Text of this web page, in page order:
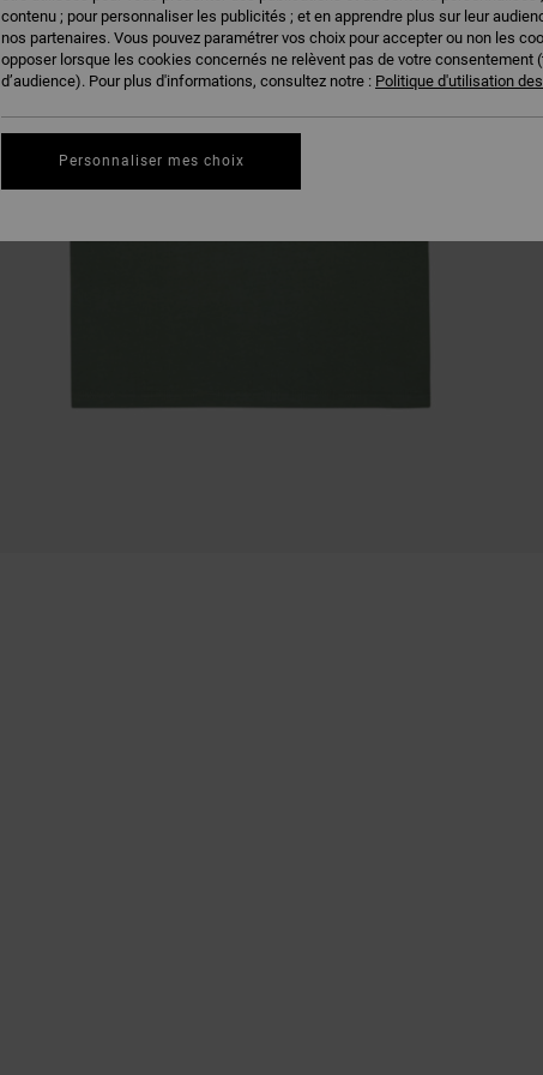
contenu ; pour personnaliser les publicités ; et en apprendre plus sur leur
nos partenaires. Vous pouvez paramétrer vos choix pour accepter ou non les
opposer lorsque les cookies concernés ne relèvent pas de votre consentement
d’audience). Pour plus d'informations, consultez notre : Politique d'utilisation
Personnaliser mes choix